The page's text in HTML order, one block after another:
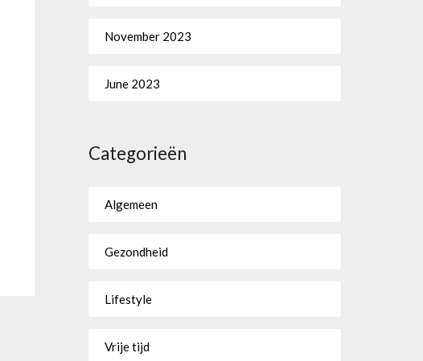
November 2023
June 2023
Categorieën
Algemeen
Gezondheid
Lifestyle
Vrije tijd